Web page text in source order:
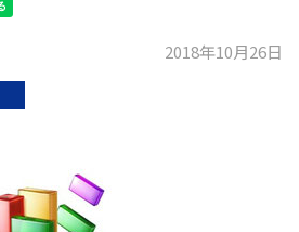
2018年10月26日